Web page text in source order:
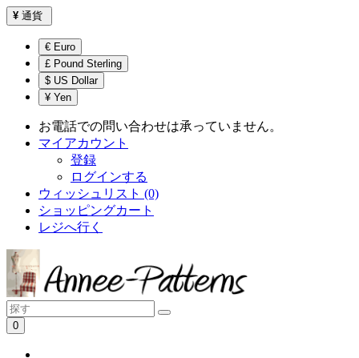
¥ 通貨
€ Euro
£ Pound Sterling
$ US Dollar
¥ Yen
お電話での問い合わせは承っていません。
マイアカウント
登録
ログインする
ウィッシュリスト (0)
ショッピングカート
レジへ行く
0